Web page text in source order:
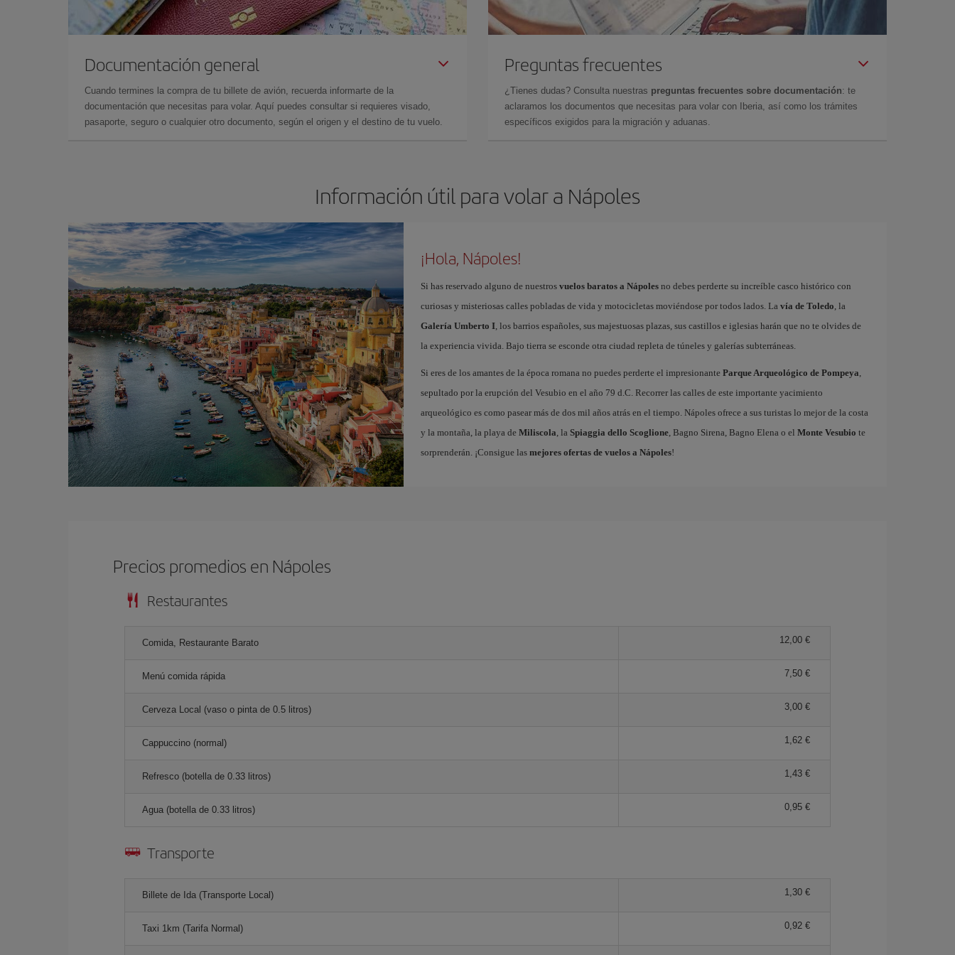
Documentación general
Cuando termines la compra de tu billete de avión, recuerda informarte de la
documentación que necesitas para volar. Aquí puedes consultar si requieres visado,
pasaporte, seguro o cualquier otro documento, según el origen y el destino de tu vuelo.
Preguntas frecuentes
¿Tienes dudas? Consulta nuestras preguntas frecuentes sobre documentación: te
aclaramos los documentos que necesitas para volar con Iberia, así como los trámites
específicos exigidos para la migración y aduanas.
Información útil para volar a Nápoles
¡Hola, Nápoles!
Si has reservado alguno de nuestros vuelos baratos a Nápolesno debes perderte su increíble casco histórico con
curiosas y misteriosas calles pobladas de vida y motocicletas moviéndose por todos lados. La vía de Toledo, la
Galería Umberto I, los barrios españoles, sus majestuosas plazas, sus castillos e iglesias harán que no te olvides de
la experiencia vivida. Bajo tierra se esconde otra ciudad repleta de túneles y galerías subterráneas.
Si eres de los amantes de la época romana no puedes perderte el impresionante Parque Arqueológico de Pompeya,
sepultado por la erupción del Vesubio en el año 79 d.C. Recorrer las calles de este importante yacimiento
arqueológico es como pasear más de dos mil años atrás en el tiempo. Nápoles ofrece a sus turistas lo mejor de la costa
y la montaña, la playa de Miliscola, la Spiaggia dello Scoglione, Bagno Sirena, Bagno Elena o el Monte Vesubio te
sorprenderán. ¡Consigue las mejores ofertas de vuelos a Nápoles!
Precios promedios en Nápoles
Restaurantes
Comida, Restaurante Barato 12,00 €
Menú comida rápida 7,50 €
Cerveza Local (vaso o pinta de 0.5 litros) 3,00 €
Cappuccino (normal) 1,62 €
Refresco (botella de 0.33 litros) 1,43 €
Agua (botella de 0.33 litros) 0,95 €
Transporte
Billete de Ida (Transporte Local) 1,30 €
Taxi 1km (Tarifa Normal) 0,92 €